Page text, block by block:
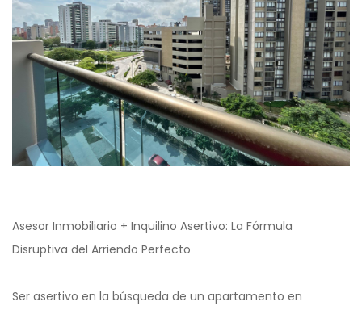
Asesor Inmobiliario + Inquilino Asertivo: La Fórmula
Disruptiva del Arriendo Perfecto
Ser asertivo en la búsqueda de un apartamento en